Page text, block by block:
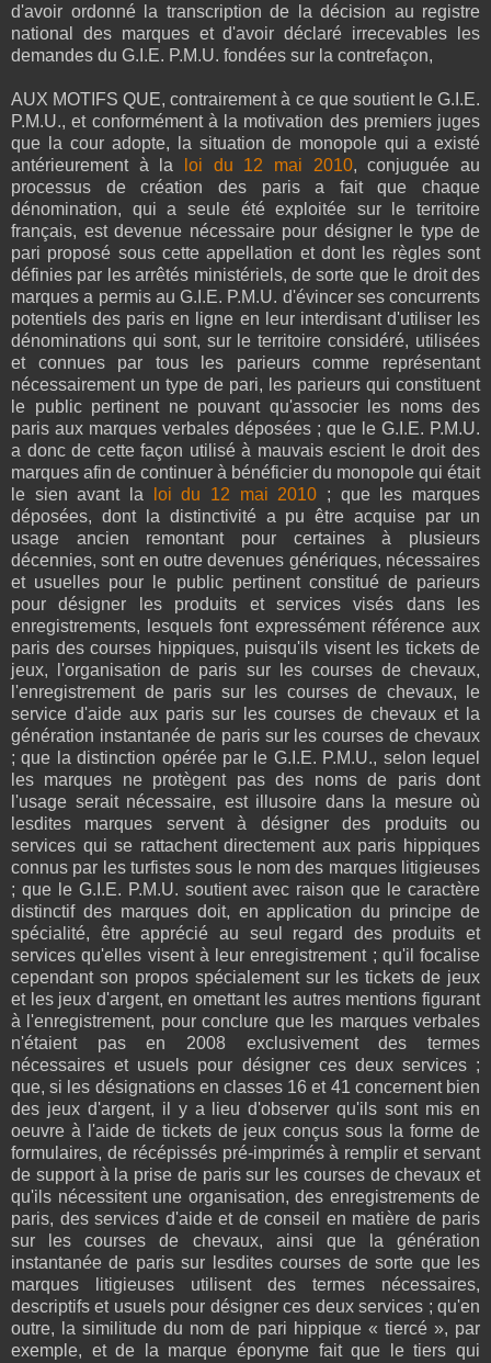
d'avoir ordonné la transcription de la décision au registre
national des marques et d'avoir déclaré irrecevables les
demandes du G.I.E. P.M.U. fondées sur la contrefaçon,
AUX MOTIFS QUE, contrairement à ce que soutient le G.I.E.
P.M.U., et conformément à la motivation des premiers juges
que la cour adopte, la situation de monopole qui a existé
antérieurement à la
loi du 12 mai 2010, conjuguée au
processus de création des paris a fait que chaque
dénomination, qui a seule été exploitée sur le territoire
français, est devenue nécessaire pour désigner le type de
pari proposé sous cette appellation et dont les règles sont
définies par les arrêtés ministériels, de sorte que le droit des
marques a permis au G.I.E. P.M.U. d'évincer ses concurrents
potentiels des paris en ligne en leur interdisant d'utiliser les
dénominations qui sont, sur le territoire considéré, utilisées
et connues par tous les parieurs comme représentant
nécessairement un type de pari, les parieurs qui constituent
le public pertinent ne pouvant qu'associer les noms des
paris aux marques verbales déposées ; que le G.I.E. P.M.U.
a donc de cette façon utilisé à mauvais escient le droit des
marques afin de continuer à bénéficier du monopole qui était
le sien avant la
loi du 12 mai 2010 ; que les marques
déposées, dont la distinctivité a pu être acquise par un
usage ancien remontant pour certaines à plusieurs
décennies, sont en outre devenues génériques, nécessaires
et usuelles pour le public pertinent constitué de parieurs
pour désigner les produits et services visés dans les
enregistrements, lesquels font expressément référence aux
paris des courses hippiques, puisqu'ils visent les tickets de
jeux, l'organisation de paris sur les courses de chevaux,
l'enregistrement de paris sur les courses de chevaux, le
service d'aide aux paris sur les courses de chevaux et la
génération instantanée de paris sur les courses de chevaux
; que la distinction opérée par le G.I.E. P.M.U., selon lequel
les marques ne protègent pas des noms de paris dont
l'usage serait nécessaire, est illusoire dans la mesure où
lesdites marques servent à désigner des produits ou
services qui se rattachent directement aux paris hippiques
connus par les turfistes sous le nom des marques litigieuses
; que le G.I.E. P.M.U. soutient avec raison que le caractère
distinctif des marques doit, en application du principe de
spécialité, être apprécié au seul regard des produits et
services qu'elles visent à leur enregistrement ; qu'il focalise
cependant son propos spécialement sur les tickets de jeux
et les jeux d'argent, en omettant les autres mentions figurant
à l'enregistrement, pour conclure que les marques verbales
n'étaient pas en 2008 exclusivement des termes
nécessaires et usuels pour désigner ces deux services ;
que, si les désignations en classes 16 et 41 concernent bien
des jeux d'argent, il y a lieu d'observer qu'ils sont mis en
oeuvre à l'aide de tickets de jeux conçus sous la forme de
formulaires, de récépissés pré-imprimés à remplir et servant
de support à la prise de paris sur les courses de chevaux et
qu'ils nécessitent une organisation, des enregistrements de
paris, des services d'aide et de conseil en matière de paris
sur les courses de chevaux, ainsi que la génération
instantanée de paris sur lesdites courses de sorte que les
marques litigieuses utilisent des termes nécessaires,
descriptifs et usuels pour désigner ces deux services ; qu'en
outre, la similitude du nom de pari hippique « tiercé », par
exemple, et de la marque éponyme fait que le tiers qui